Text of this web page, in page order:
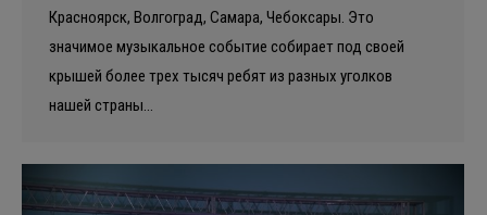
Красноярск, Волгоград, Самара, Чебоксары. Это
значимое музыкальное событие собирает под своей
крышей более трех тысяч ребят из разных уголков
нашей страны…